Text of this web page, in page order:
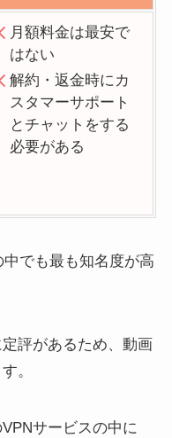
月額料金は最安で
はない
解約・返金時にカ
スタマーサポート
とチャットをする
必要がある
中でも最も知名度が高
評があるため、動画
。
サービスの中に